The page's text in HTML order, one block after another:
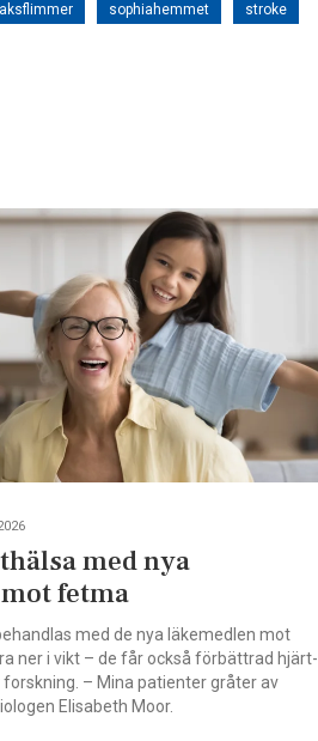
sophiahemmet stroke
med nya
fetma
med de nya läkemedlen mot
ner i vikt – de får också förbättrad hjärt-
forskning. – Mina patienter gråter av
Elisabeth Moor.